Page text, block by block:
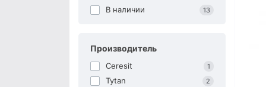
В наличии 13
Производитель
Ceresit 1
Tytan 2